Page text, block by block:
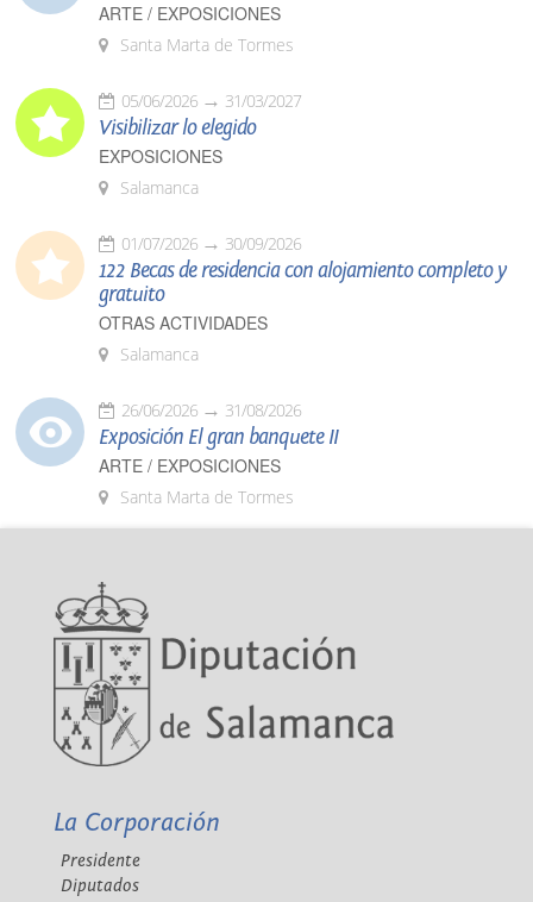
ARTE / EXPOSICIONES
Santa Marta de Tormes
05/06/2026 31/03/2027
Visibilizar lo elegido
EXPOSICIONES
Salamanca
01/07/2026 30/09/2026
122 Becas de residencia con alojamiento completo y
gratuito
OTRAS ACTIVIDADES
Salamanca
26/06/2026 31/08/2026
Exposición El gran banquete II
ARTE / EXPOSICIONES
Santa Marta de Tormes
La Corporación
Presidente
Diputados